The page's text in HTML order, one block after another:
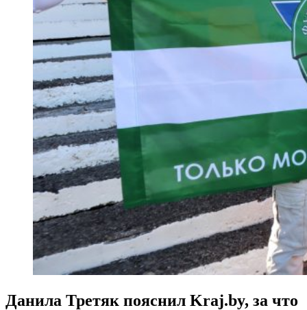
Данила Третяк пояснил Kraj.by, за что